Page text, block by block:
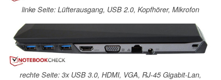
linke Seite: Lüfterausgang, USB 2.0, Kopfhörer, Mikrofon
rechte Seite: 3x USB 3.0, HDMI, VGA, RJ-45 Gigabit-Lan,